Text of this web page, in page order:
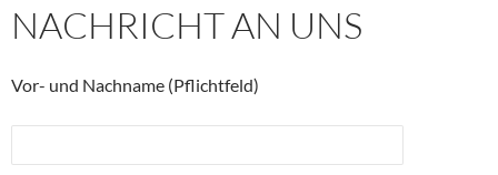
NACHRICHT AN UNS
Vor- und Nachname (Pflichtfeld)